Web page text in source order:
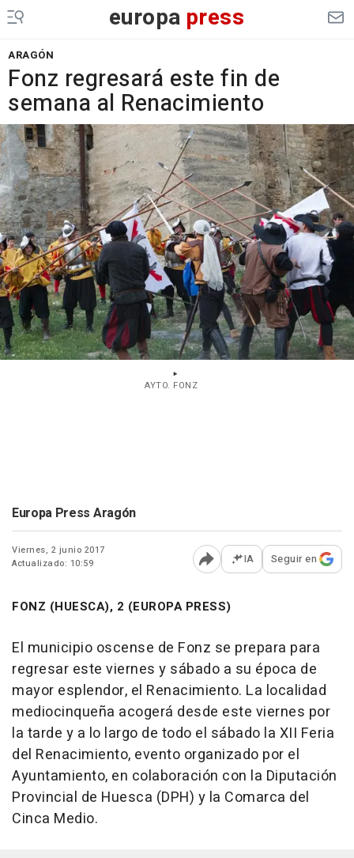
europa press
ARAGÓN
Fonz regresará este fin de
semana al Renacimiento
AYTO. FONZ
Europa Press Aragón
Viernes, 2 junio 2017
Actualizado: 10:59
Abrir opciones para
IA Seguir en
FONZ (HUESCA), 2 (EUROPA PRESS)
El municipio oscense de Fonz se prepara para
regresar este viernes y sábado a su época de
mayor esplendor, el Renacimiento. La localidad
mediocinqueña acogerá desde este viernes por
la tarde y a lo largo de todo el sábado la XII Feria
del Renacimiento, evento organizado por el
Ayuntamiento, en colaboración con la Diputación
Provincial de Huesca (DPH) y la Comarca del
Cinca Medio.